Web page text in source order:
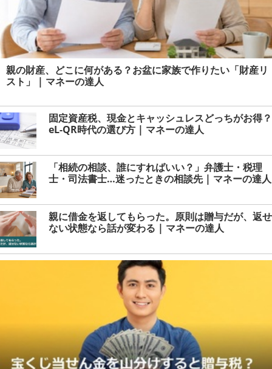
親の財産、どこに何がある？お盆に家族で作りたい「財産リ
スト」 | マネーの達人
固定資産税、現金とキャッシュレスどっちがお得？
eL-QR時代の選び方 | マネーの達人
「相続の相談、誰にすればいい？」弁護士・税理
士・司法書士…迷ったときの相談先 | マネーの達人
親に借金を返してもらった。原則は贈与だが、返せ
ない状態なら話が変わる | マネーの達人